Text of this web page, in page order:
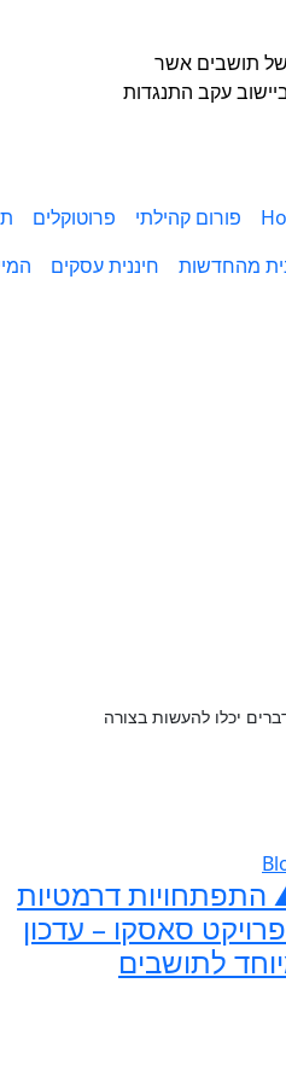
של תושבים אשר
עקב התנגדות
פורום קהילתי פרוטוקלים
מהחדשות
חיננית עסקים
דרמטיות
סאסקו – עדכון
לתושבים